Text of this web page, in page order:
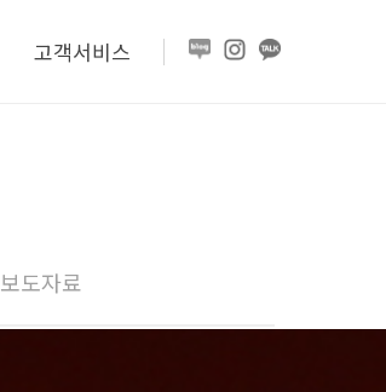
고객서비스
보도자료